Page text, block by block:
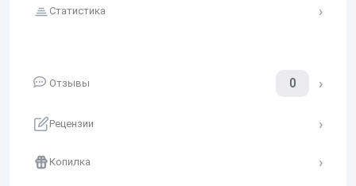
Статистика
Отзывы 0
Рецензии
Копилка